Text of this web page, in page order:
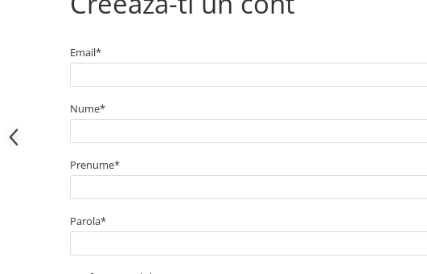
Kit lant distributie
Curea distributie
Pompa apa
Transmisie
Curea transmisie
Busoane/inele etansare
Directie/stabilizare
Email*
Nume*
Prenume*
Parola*